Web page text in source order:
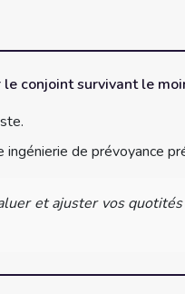
conjoint survivant le
de prévoyance
et ajuster vos quotités